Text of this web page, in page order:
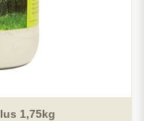
1,75kg